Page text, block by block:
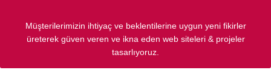
Müşterilerimizin ihtiyaç ve beklentilerine uygun yeni fikirler
üreterek güven veren ve ikna eden web siteleri & projeler
tasarlıyoruz.